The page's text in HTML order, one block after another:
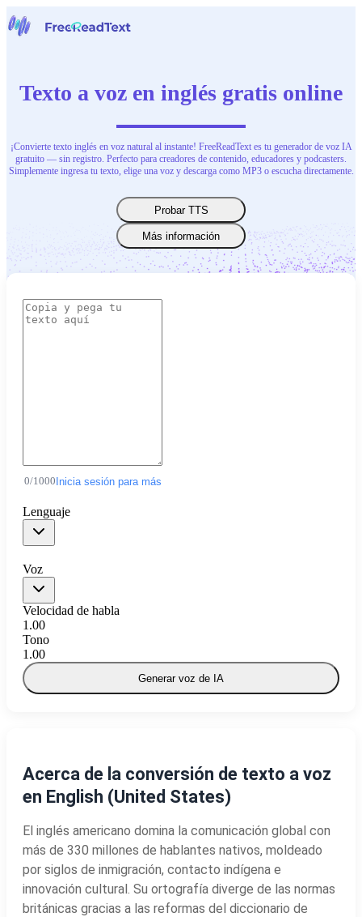
Herramientas
Contacta con nosotras
Texto a voz en inglés gratis online
¡Convierte texto inglés en voz natural al instante! FreeReadText es tu generador de voz IA
gratuito — sin registro. Perfecto para creadores de contenido, educadores y podcasters.
Simplemente ingresa tu texto, elige una voz y descarga como MP3 o escucha directamente.
Probar TTS
Más información
0/1000 Inicia sesión para más
Lenguaje
Voz
Velocidad de habla
1.00
Tono
1.00
Generar voz de IA
Acerca de la conversión de texto a voz
en English (United States)
El inglés americano domina la comunicación global con
más de 330 millones de hablantes nativos, moldeado
por siglos de inmigración, contacto indígena e
innovación cultural. Su ortografía diverge de las normas
británicas gracias a las reformas del diccionario de